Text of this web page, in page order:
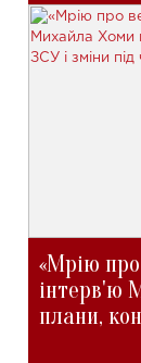
«Мрію
інтерв'ю
плани,